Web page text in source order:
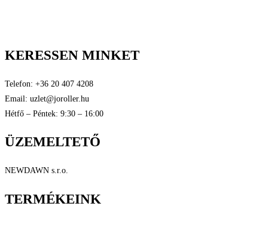
KERESSEN MINKET
Telefon: +36 20 407 4208
Email: uzlet@joroller.hu
Hétfő – Péntek: 9:30 – 16:00
ÜZEMELTETŐ
NEWDAWN s.r.o.
TERMÉKEINK